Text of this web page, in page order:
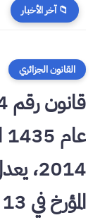
📁 آخر الأخبار
القانون الجزائري